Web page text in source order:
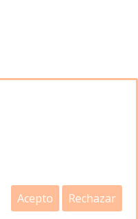
Acepto Rechazar